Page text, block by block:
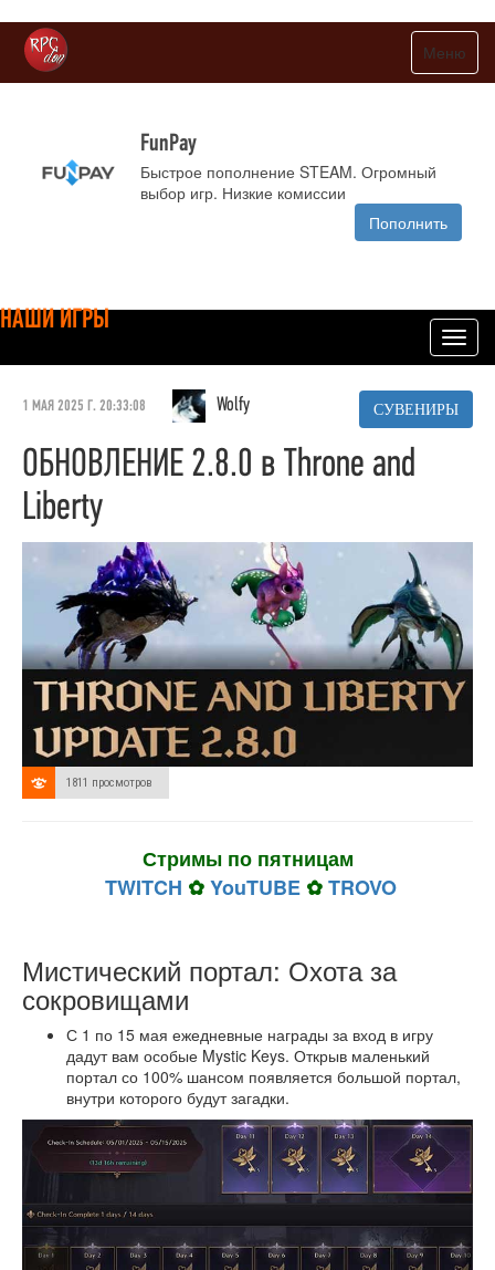
Меню
FunPay
Быстрое пополнение STEAM. Огромный
выбор игр. Низкие комиссии
Пополнить
НАШИ ИГРЫ
1 МАЯ 2025 Г. 20:33:08 Wolfy СУВЕНИРЫ
ОБНОВЛЕНИЕ 2.8.0 в Throne and
Liberty
1811 просмотров
Стримы по пятницам
TWITCH ✿YouTUBE✿TROVO
Мистический портал: Охота за
сокровищами
С 1 по 15 мая ежедневные награды за вход в игру
дадут вам особые Mystic Keys. Открыв маленький
портал со 100% шансом появляется большой портал,
внутри которого будут загадки.